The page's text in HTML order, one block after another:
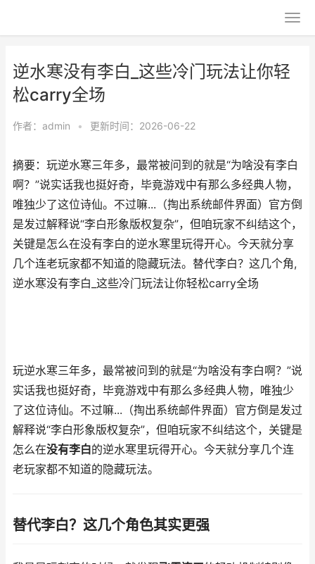
逆水寒没有李白_这些冷门玩法让你轻
松carry全场
作者： admin • 更新时间：2026-06-22
摘要：玩逆水寒三年多，最常被问到的就是“为啥没有李白
啊？”说实话我也挺好奇，毕竟游戏中有那么多经典人物，
唯独少了这位诗仙。不过嘛...（掏出系统邮件界面）官方倒
是发过解释说“李白形象版权复杂”，但咱玩家不纠结这个，
关键是怎么在没有李白的逆水寒里玩得开心。今天就分享
几个连老玩家都不知道的隐藏玩法。替代李白？这几个角,
逆水寒没有李白_这些冷门玩法让你轻松carry全场
玩逆水寒三年多，最常被问到的就是“为啥没有李白啊？”说
实话我也挺好奇，毕竟游戏中有那么多经典人物，唯独少
了这位诗仙。不过嘛...（掏出系统邮件界面）官方倒是发过
解释说“李白形象版权复杂”，但咱玩家不纠结这个，关键是
怎么在没有李白的逆水寒里玩得开心。今天就分享几个连
老玩家都不知道的隐藏玩法。
替代李白？这几个角色其实更强